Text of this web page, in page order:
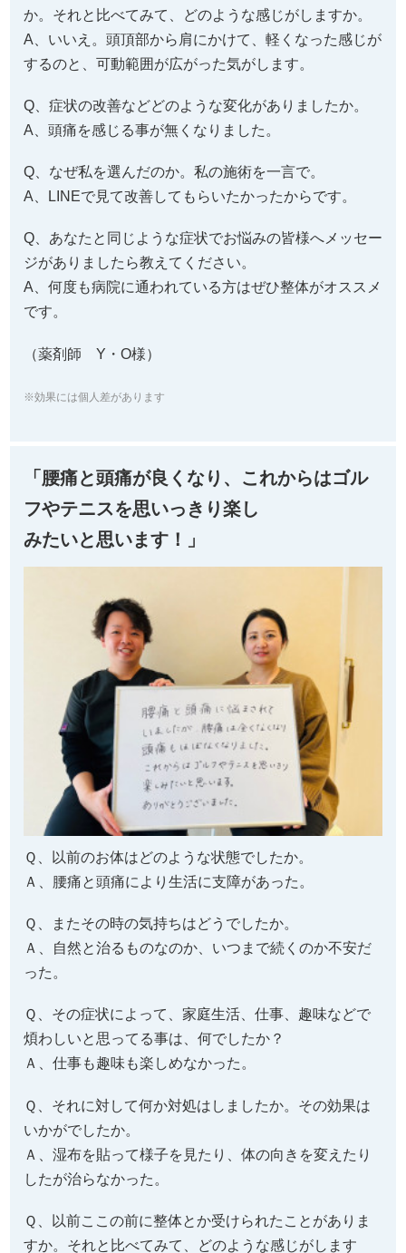
Q、なぜ私を選んだのか。私の施術を一言で。
A、LINEで見て改善してもらいたかったからです。
Q、あなたと同じような症状でお悩みの皆様へメッセー
ジがありましたら教えてください。
です。
※効果には個人差があります
フやテニスを思いっきり楽し
みたいと思います！」
Ｑ、以前のお体はどのような状態でしたか。
Ａ、腰痛と頭痛により生活に支障があった。
Ｑ、またその時の気持ちはどうでしたか。
Ａ、自然と治るものなのか、いつまで続くのか不安だ
った。
Ｑ、その症状によって、家庭生活、仕事、趣味などで
Ａ、仕事も趣味も楽しめなかった。
Ｑ、それに対して何か対処はしましたか。その効果は
Ａ、湿布を貼って様子を見たり、体の向きを変えたり
したが治らなかった。
すか。それと比べてみて、どのような感じがします
か。
Ａ、いいえ。
Ａ、とても良かったです。